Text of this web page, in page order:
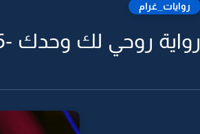
روايات_غرام
رواية روحي لك وحدك -25